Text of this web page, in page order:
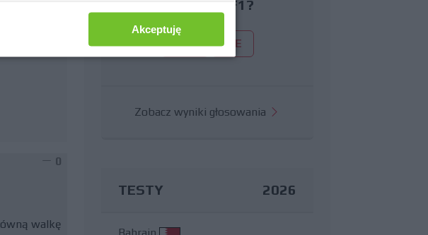
0
walkę
miejsce w F1?
TAK NIE
Zobacz wyniki głosowania
TESTY 2026
Akceptuję